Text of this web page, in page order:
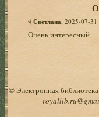
√Светлана , 2025-07-
Очень интересный
© Электронная